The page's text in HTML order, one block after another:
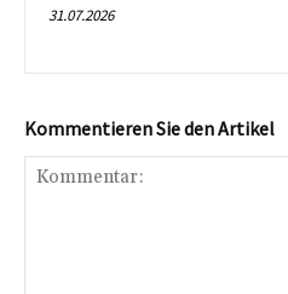
31.07.2026
Kommentieren Sie den Artikel